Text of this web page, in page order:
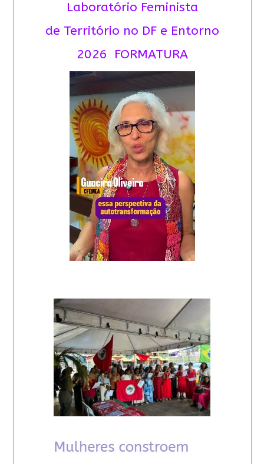
Laboratório Feminista
de Território no DF e Entorno
2026 FORMATURA